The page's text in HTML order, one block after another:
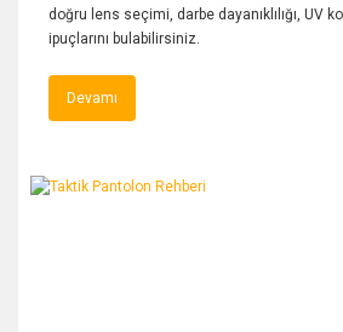
doğru lens seçimi, darbe dayanıklılığı, UV
ipuçlarını bulabilirsiniz.
Devamı